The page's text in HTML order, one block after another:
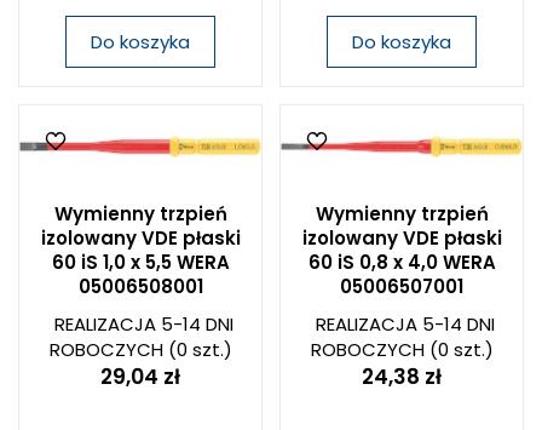
Do koszyka Do koszyka
Wymienny trzpień
izolowany VDE płaski
60 iS 1,0 x 5,5 WERA
05006508001
REALIZACJA 5-14 DNI
ROBOCZYCH(0 szt.)
29,04 zł
Wymienny trzpień
izolowany VDE płaski
60 iS 0,8 x 4,0 WERA
05006507001
REALIZACJA 5-14 DNI
ROBOCZYCH(0 szt.)
24,38 zł